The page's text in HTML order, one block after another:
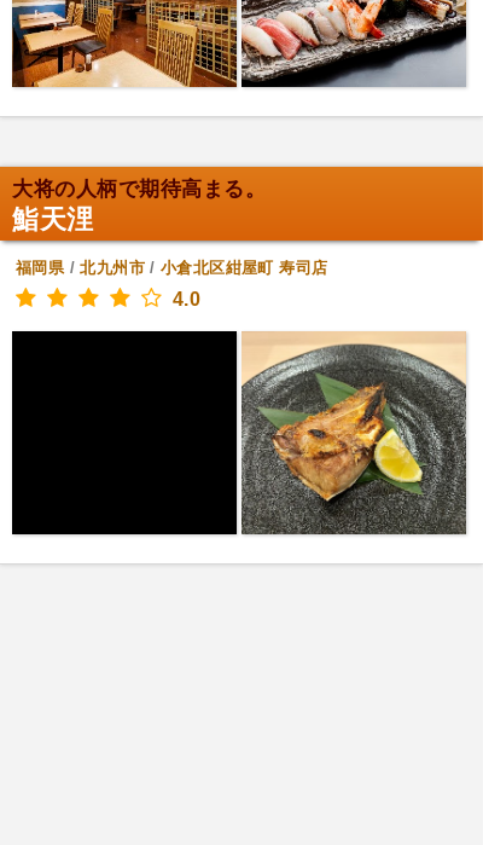
大将の人柄で期待高まる。
鮨天浬
福岡県/北九州市/小倉北区紺屋町 寿司店
4.0